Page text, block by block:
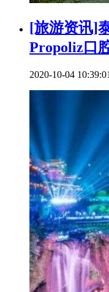
[旅游资讯]
Propoliz口
2020-10-04 10:39:01